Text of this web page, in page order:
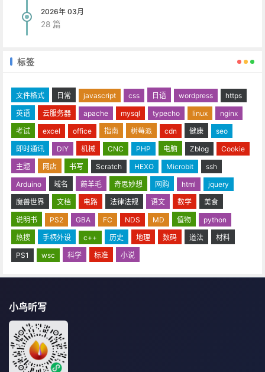
2026年 03月
28 篇
标签
文件格式 日常 javascript css 日语 wordpress
https
英语
云服务器 apache mysql typecho linux
nginx
考试
excel office 指南 树莓派 cdn 健康
seo
即时通讯
DIY 机械 CNC PHP 电脑 Zblog
Cookie
主题
网店 书写 Scratch HEXO Microbit
ssh
Arduino
域名 薅羊毛 奇思妙想 网购 html
jquery
魔兽世界
文档 电路 法律法规 语文 数学
美食
说明书
PS2 GBA FC NDS MD 值物
python
热搜
手柄外设 c++ 历史 地理 数码 道法
材料
PS1
wsc 科学 标准 小说
小鸟听写